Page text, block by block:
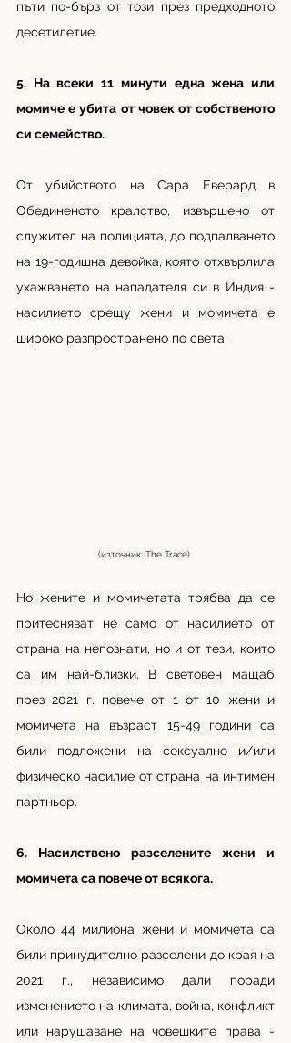
пъти по-бърз от този през предходното
десетилетие.
5. На всеки 11 минути една жена или
момиче е убита от човек от собственото
си семейство.
От убийството на Сара Еверард в
Обединеното кралство, извършено от
служител на полицията, до подпалването
на 19-годишна девойка, която отхвърлила
ухажването на нападателя си в Индия -
насилието срещу жени и момичета е
широко разпространено по света.
(източник: The Trace)
Но жените и момичетата трябва да се
притесняват не само от насилието от
страна на непознати, но и от тези, които
са им най-близки. В световен мащаб
през 2021 г. повече от 1 от 10 жени и
момичета на възраст 15-49 години са
били подложени на сексуално и/или
физическо насилие от страна на интимен
партньор.
6. Насилствено разселените жени и
момичета са повече от всякога.
Около 44 милиона жени и момичета са
били принудително разселени до края на
2021 г., независимо дали поради
изменението на климата, война, конфликт
или нарушаване на човешките права -